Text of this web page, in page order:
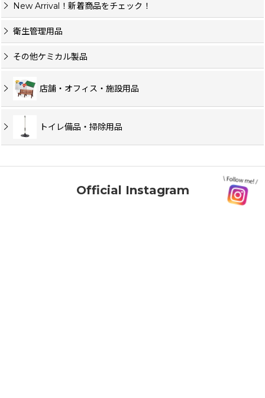
New Arrival！新着商品をチェック！
衛生管理用品
その他ケミカル製品
店舗・オフィス・施設用品
トイレ備品・掃除用品
Official Instagram